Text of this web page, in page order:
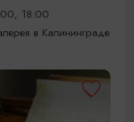
18:00
в Калининграде